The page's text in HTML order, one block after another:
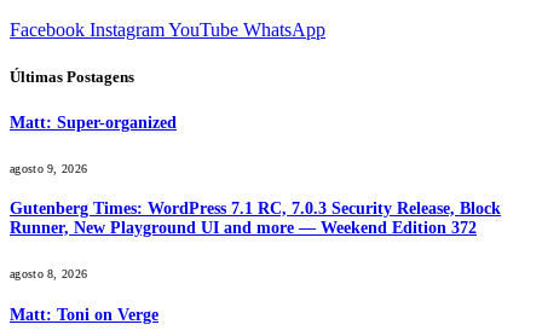
Facebook InstagramYouTube WhatsApp
Últimas Postagens
Matt: Super-organized
agosto 9, 2026
Gutenberg Times: WordPress 7.1 RC, 7.0.3 Security Release, Block
Runner, New Playground UI and more — Weekend Edition 372
agosto 8, 2026
Matt: Toni on Verge